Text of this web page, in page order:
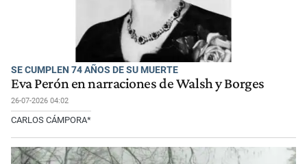
SE CUMPLEN 74 AÑOS DE SU MUERTE
Eva Perón en narraciones de Walsh y Borges
26-07-2026 04:02
CARLOS CÁMPORA*